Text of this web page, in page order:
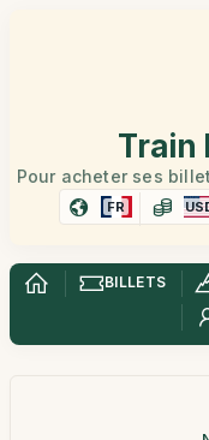
Train
Pour acheter ses
FR
BILLETS